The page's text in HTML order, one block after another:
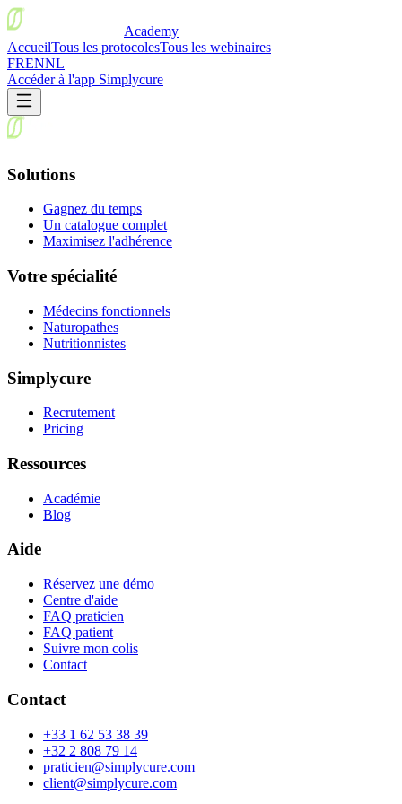
Academy
AccueilTous les protocolesTous les webinaires
FRENNL
Accéder à l'app Simplycure
Solutions
Gagnez du temps
Un catalogue complet
Maximisez l'adhérence
Votre spécialité
Médecins fonctionnels
Naturopathes
Nutritionnistes
Simplycure
Recrutement
Pricing
Ressources
Académie
Blog
Aide
Réservez une démo
Centre d'aide
FAQ praticien
FAQ patient
Suivre mon colis
Contact
Contact
+33 1 62 53 38 39
+32 2 808 79 14
praticien@simplycure.com
client@simplycure.com